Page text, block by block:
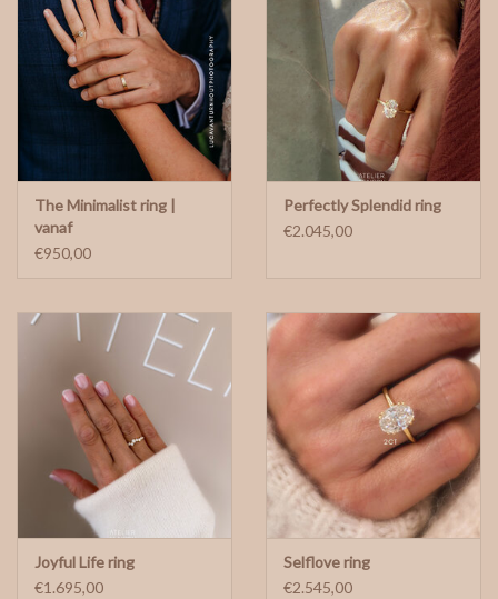
Armbanden
Nose & Paw collectie
Oorbellen
MAAK EEN AFSPRAAK
The Minimalist ring |
vanaf
€950,00
Perfectly Splendid ring
€2.045,00
Joyful Life ring
€1.695,00
Selflove ring
€2.545,00